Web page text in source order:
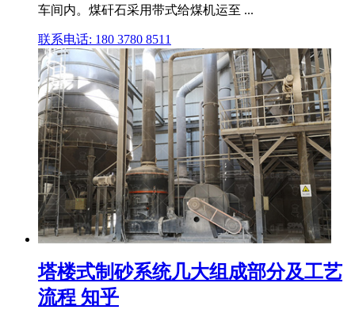
车间内。煤矸石采用带式给煤机运至 ...
联系电话: 180 3780 8511
塔楼式制砂系统几大组成部分及工艺
流程 知乎